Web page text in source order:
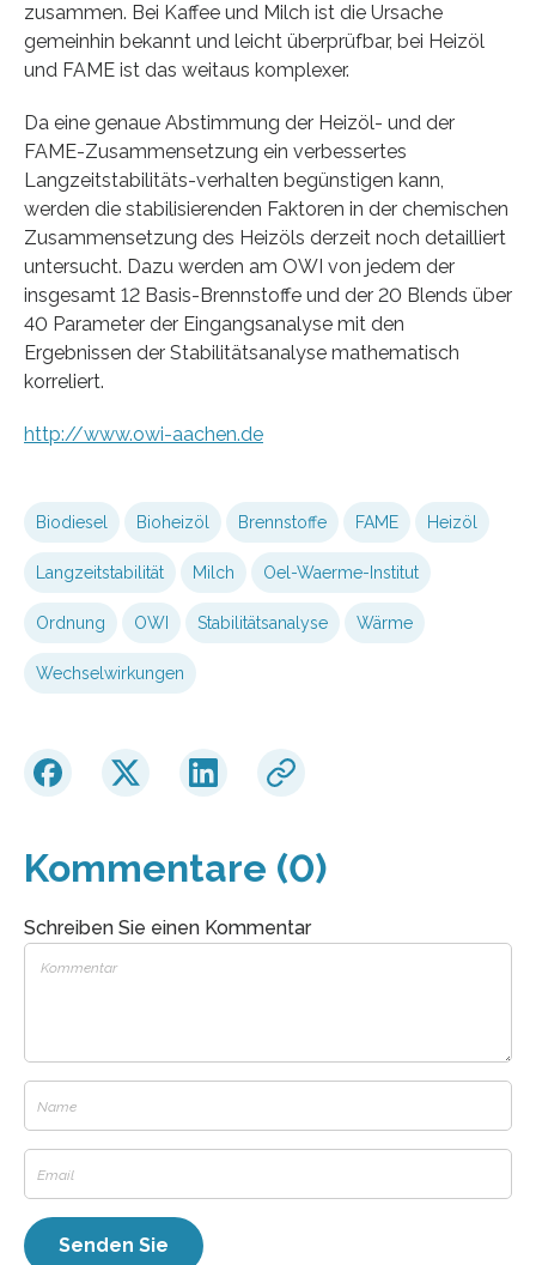
zusammen. Bei Kaffee und Milch ist die Ursache
gemeinhin bekannt und leicht überprüfbar, bei Heizöl
und FAME ist das weitaus komplexer.
Da eine genaue Abstimmung der Heizöl- und der
FAME-Zusammensetzung ein verbessertes
Langzeitstabilitäts-verhalten begünstigen kann,
werden die stabilisierenden Faktoren in der chemischen
Zusammensetzung des Heizöls derzeit noch detailliert
untersucht. Dazu werden am OWI von jedem der
insgesamt 12 Basis-Brennstoffe und der 20 Blends über
40 Parameter der Eingangsanalyse mit den
Ergebnissen der Stabilitätsanalyse mathematisch
korreliert.
http://www.owi-aachen.de
Biodiesel Bioheizöl Brennstoffe FAME Heizöl
Langzeitstabilität Milch Oel-Waerme-Institut
Ordnung OWI Stabilitätsanalyse Wärme
Wechselwirkungen
Kommentare (0)
Schreiben Sie einen Kommentar